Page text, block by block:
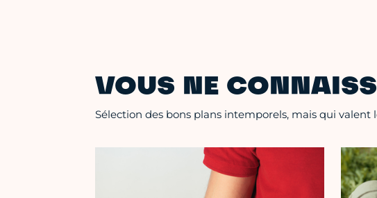
VOUS NE
Sélection des bons plans intemporels, mais qui valent